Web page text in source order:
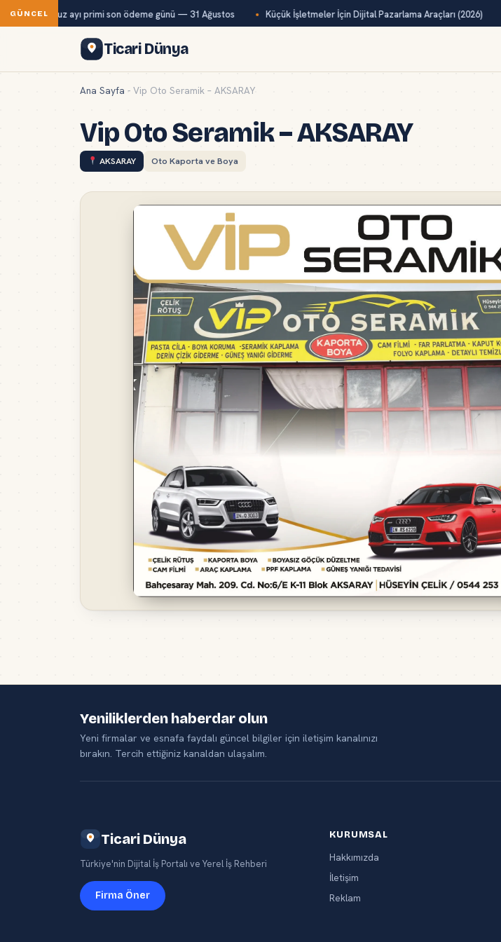
GÜNCEL
Kur temmuz ayı primi son ödeme günü — 31 Ağustos Küçük İşletmeler İçin Dijital Pazarlama Araçları (2026)
Ticari Dünya
Ana Sayfa - Vip Oto Seramik – AKSARAY
Vip Oto Seramik – AKSARAY
AKSARAY Oto Kaporta ve Boya
Yeniliklerden haberdar olun
Yeni firmalar ve esnafa faydalı güncel bilgiler için iletişim kanalınızı
bırakın. Tercih ettiğiniz kanaldan ulaşalım.
Ticari Dünya
Türkiye'nin Dijital İş Portalı ve Yerel İş Rehberi
Firma Öner
KURUMSAL
Hakkımızda
İletişim
Reklam